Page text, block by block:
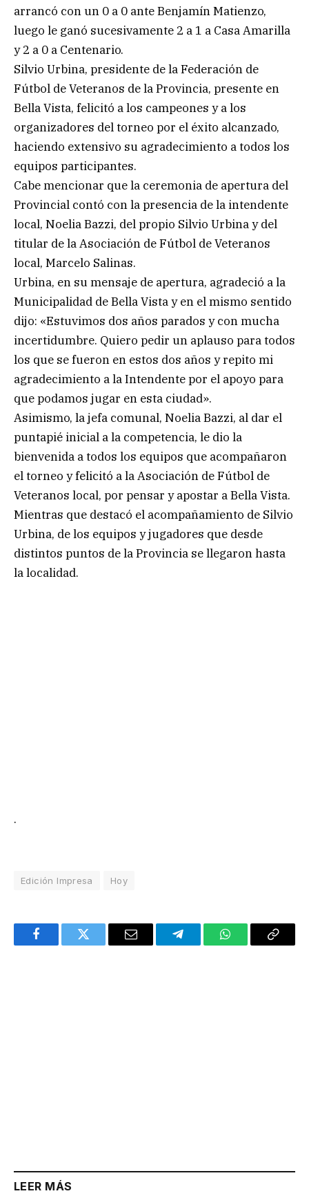
arrancó con un 0 a 0 ante Benjamín Matienzo,
luego le ganó sucesivamente 2 a 1 a Casa Amarilla
y 2 a 0 a Centenario.
Silvio Urbina, presidente de la Federación de
Fútbol de Veteranos de la Provincia, presente en
Bella Vista, felicitó a los campeones y a los
organizadores del torneo por el éxito alcanzado,
haciendo extensivo su agradecimiento a todos los
equipos participantes.
Cabe mencionar que la ceremonia de apertura del
Provincial contó con la presencia de la intendente
local, Noelia Bazzi, del propio Silvio Urbina y del
titular de la Asociación de Fútbol de Veteranos
local, Marcelo Salinas.
Urbina, en su mensaje de apertura, agradeció a la
Municipalidad de Bella Vista y en el mismo sentido
dijo: «Estuvimos dos años parados y con mucha
incertidumbre. Quiero pedir un aplauso para todos
los que se fueron en estos dos años y repito mi
agradecimiento a la Intendente por el apoyo para
que podamos jugar en esta ciudad».
Asimismo, la jefa comunal, Noelia Bazzi, al dar el
puntapié inicial a la competencia, le dio la
bienvenida a todos los equipos que acompañaron
el torneo y felicitó a la Asociación de Fútbol de
Veteranos local, por pensar y apostar a Bella Vista.
Mientras que destacó el acompañamiento de Silvio
Urbina, de los equipos y jugadores que desde
distintos puntos de la Provincia se llegaron hasta
la localidad.
.
Edición Impresa Hoy
FacebookTwitter Email TelegramWhatsAppCopy
LEER MÁS